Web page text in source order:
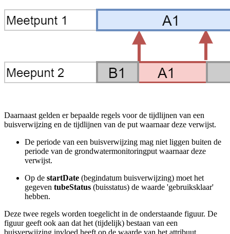
Daarnaast gelden er bepaalde regels voor de tijdlijnen van een
buisverwijzing en de tijdlijnen van de put waarnaar deze verwijst.
De periode van een buisverwijzing mag niet liggen buiten de
periode van de grondwatermonitoringput waarnaar deze
verwijst.
Op de startDate (begindatum buisverwijzing) moet het
gegeven tubeStatus (buisstatus) de waarde 'gebruiksklaar'
hebben.
Deze twee regels worden toegelicht in de onderstaande figuur. De
figuur geeft ook aan dat het (tijdelijk) bestaan van een
buisverwijzing invloed heeft op de waarde van het attribuut